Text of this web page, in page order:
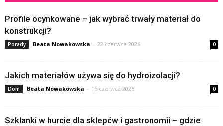
Profile ocynkowane – jak wybrać trwały materiał do
konstrukcji?
Porady Beata Nowakowska - 22 czerwca 2026 0
Jakich materiałów używa się do hydroizolacji?
Dom Beata Nowakowska - 16 czerwca 2026 0
Szklanki w hurcie dla sklepów i gastronomii – gdzie